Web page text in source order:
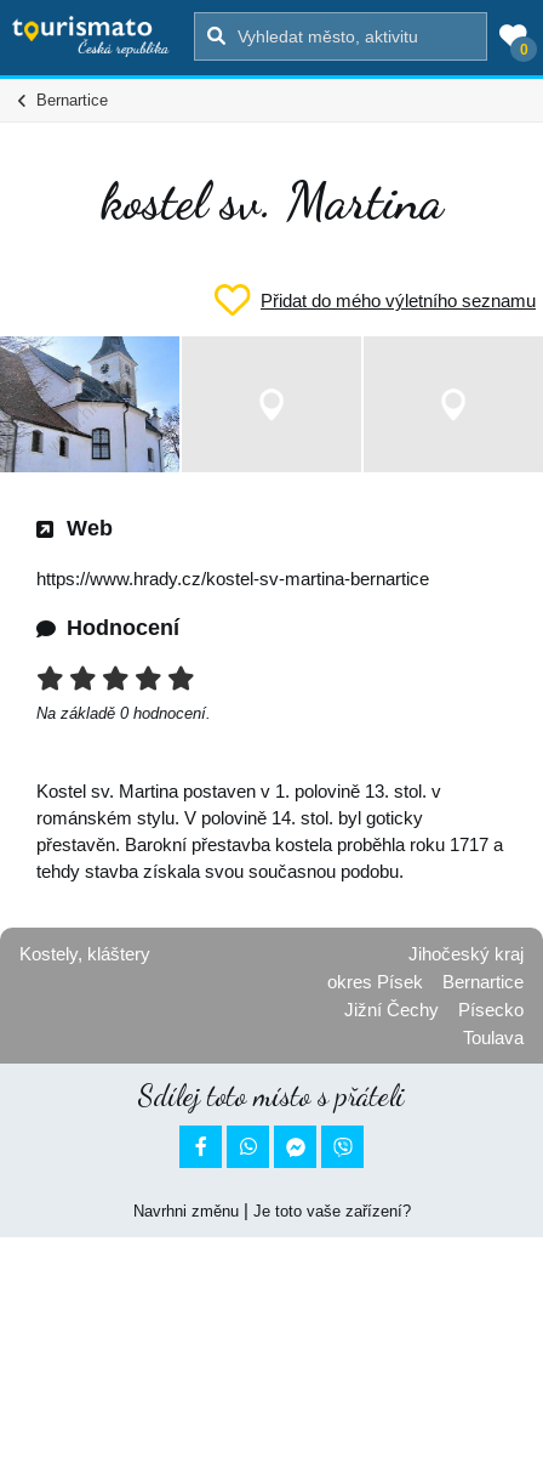
0
Bernartice
kostel sv. Martina
Přidat do mého výletního seznamu
Web
https://www.hrady.cz/kostel-sv-martina-bernartice
Hodnocení
Na základě 0 hodnocení.
Kostel sv. Martina postaven v 1. polovině 13. stol. v
románském stylu. V polovině 14. stol. byl goticky
přestavěn. Barokní přestavba kostela proběhla roku 1717 a
tehdy stavba získala svou současnou podobu.
Kostely, kláštery
Jihočeský kraj
okres Písek
Bernartice
Jižní Čechy
Písecko
Toulava
Sdílej toto místo s přáteli
 
Navrhni změnu| Je toto vaše zařízení?